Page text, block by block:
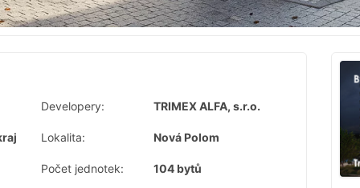
Developery: TRIMEX ALFA, s.r.o.
Lokalita: Nová Polom
Počet jednotek: 104 bytů